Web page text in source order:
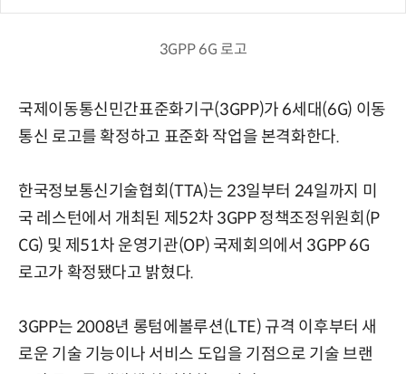
3GPP 6G 로고
국제이동통신민간표준화기구(3GPP)가 6세대(6G) 이동
통신 로고를 확정하고 표준화 작업을 본격화한다.
한국정보통신기술협회(TTA)는 23일부터 24일까지 미
국 레스턴에서 개최된 제52차 3GPP 정책조정위원회(P
CG) 및 제51차 운영기관(OP) 국제회의에서 3GPP 6G
로고가 확정됐다고 밝혔다.
3GPP는 2008년 롱텀에볼루션(LTE) 규격 이후부터 새
로운 기술 기능이나 서비스 도입을 기점으로 기술 브랜